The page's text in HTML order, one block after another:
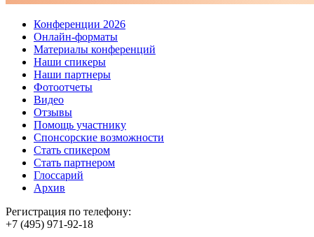
Конференции 2026
Онлайн-форматы
Материалы конференций
Наши спикеры
Наши партнеры
Фотоотчеты
Видео
Отзывы
Помощь участнику
Спонсорские возможности
Стать спикером
Стать партнером
Глоссарий
Архив
Регистрация по телефону:
+7 (495) 971-92-18